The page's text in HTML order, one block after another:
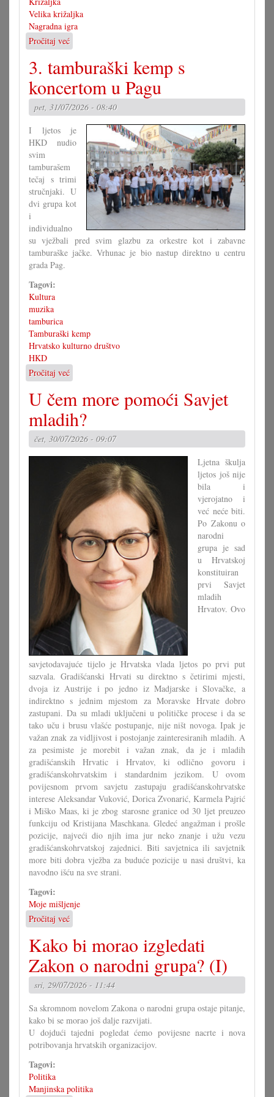
Velika križaljka
Nagradna igra
Pročitaj već
Rješenje
velike
križaljke
za
misec
juli
3. tamburaški kemp s
koncertom u Pagu
pet, 31/07/2026 - 08:40
I ljetos je
HKD nudio
svim
tamburašem
tečaj s trimi
stručnjaki. U
dvi grupa kot
i
individualno
su vježbali pred svim glazbu za orkestre kot i zabavne
tamburaške jačke. Vrhunac je bio nastup direktno u centru
grada Pag.
Tagovi:
Kultura
muzika
tamburica
Tamburaški kemp
Hrvatsko kulturno društvo
HKD
Pročitaj već
3.
tamburaški
kemp
s
koncertom
u
Pagu
U čem more pomoći Savjet
mladih?
čet, 30/07/2026 - 09:07
Ljetna škulja
ljetos još nije
bila i
vjerojatno i
već neće biti.
Po Zakonu o
narodni
grupa je sad
u Hrvatskoj
konstituiran
prvi Savjet
mladih
Hrvatov. Ovo
savjetodavajuće tijelo je Hrvatska vlada ljetos po prvi put
sazvala. Gradišćanski Hrvati su direktno s četirimi mjesti,
dvoja iz Austrije i po jedno iz Madjarske i Slovačke, a
indirektno s jednim mjestom za Moravske Hrvate dobro
zastupani. Da su mladi uključeni u političke procese i da se
tako uču i brusu vlašće postupanje, nije ništ novoga. Ipak je
važan znak za vidljivost i postojanje zainteresiranih mladih. A
za pesimiste je morebit i važan znak, da je i mladih
gradišćanskih Hrvatic i Hrvatov, ki odlično govoru i
gradišćanskohrvatskim i standardnim jezikom. U ovom
povijesnom prvom savjetu zastupaju gradišćanskohrvatske
interese Aleksandar Vuković, Dorica Zvonarić, Karmela Pajrić
i Miško Maas, ki je zbog starosne granice od 30 ljet preuzeo
funkciju od Kristijana Maschkana. Gledeć angažman i prošle
pozicije, najveći dio njih ima jur neko znanje i užu vezu
gradišćanskohrvatskoj zajednici. Biti savjetnica ili savjetnik
more biti dobra vježba za buduće pozicije u nasi društvi, ka
navodno išću na sve strani.
Tagovi:
Moje mišljenje
Pročitaj već
U
čem
more
pomoći
Savjet
mladih?
Kako bi morao izgledati
Zakon o narodni grupa? (I)
sri, 29/07/2026 - 11:44
Sa skromnom novelom Zakona o narodni grupa ostaje pitanje,
kako bi se morao još dalje razvijati.
U dojdući tajedni pogledat ćemo povijesne nacrte i nova
potribovanja hrvatskih organizacijov.
Tagovi:
Politika
Manjinska politika